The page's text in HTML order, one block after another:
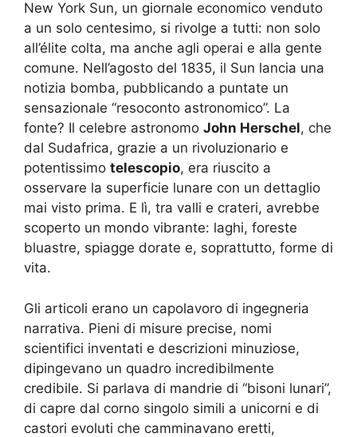
New York Sun, un giornale economico venduto
a un solo centesimo, si rivolge a tutti: non solo
all’élite colta, ma anche agli operai e alla gente
comune. Nell’agosto del 1835, il Sun lancia una
notizia bomba, pubblicando a puntate un
sensazionale “resoconto astronomico”. La
fonte? Il celebre astronomo John Herschel, che
dal Sudafrica, grazie a un rivoluzionario e
potentissimo telescopio, era riuscito a
osservare la superficie lunare con un dettaglio
mai visto prima. E lì, tra valli e crateri, avrebbe
scoperto un mondo vibrante: laghi, foreste
bluastre, spiagge dorate e, soprattutto, forme di
vita.
Gli articoli erano un capolavoro di ingegneria
narrativa. Pieni di misure precise, nomi
scientifici inventati e descrizioni minuziose,
dipingevano un quadro incredibilmente
credibile. Si parlava di mandrie di “bisoni lunari”,
di capre dal corno singolo simili a unicorni e di
castori evoluti che camminavano eretti,